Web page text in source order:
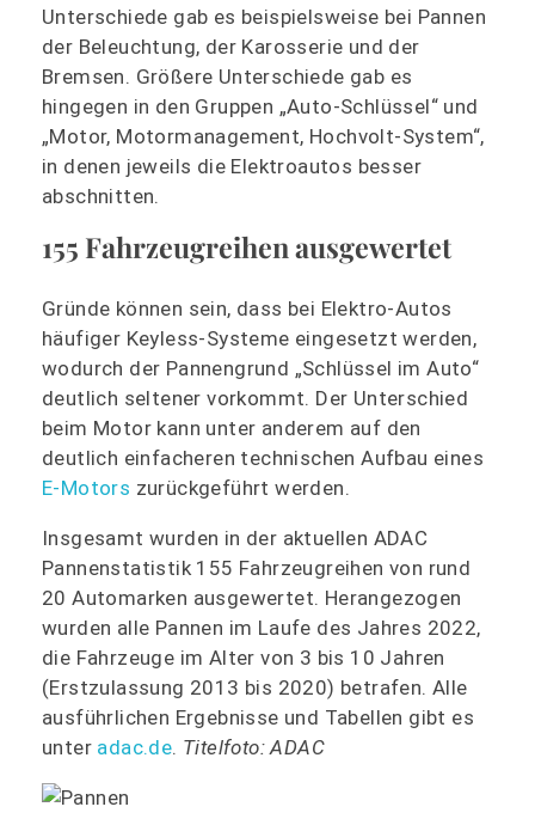
Unterschiede gab es beispielsweise bei Pannen
der Beleuchtung, der Karosserie und der
Bremsen. Größere Unterschiede gab es
hingegen in den Gruppen „Auto-Schlüssel“ und
„Motor, Motormanagement, Hochvolt-System“,
in denen jeweils die Elektroautos besser
abschnitten.
155 Fahrzeugreihen ausgewertet
Gründe können sein, dass bei Elektro-Autos
häufiger Keyless-Systeme eingesetzt werden,
wodurch der Pannengrund „Schlüssel im Auto“
deutlich seltener vorkommt. Der Unterschied
beim Motor kann unter anderem auf den
deutlich einfacheren technischen Aufbau eines
E-Motors zurückgeführt werden.
Insgesamt wurden in der aktuellen ADAC
Pannenstatistik 155 Fahrzeugreihen von rund
20 Automarken ausgewertet. Herangezogen
wurden alle Pannen im Laufe des Jahres 2022,
die Fahrzeuge im Alter von 3 bis 10 Jahren
(Erstzulassung 2013 bis 2020) betrafen. Alle
ausführlichen Ergebnisse und Tabellen gibt es
unter adac.de. Titelfoto: ADAC